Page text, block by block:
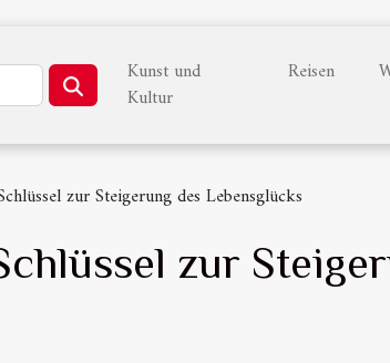
Kunst und
Kultur
Reisen
zur Steigerung des Lebensglücks
zur